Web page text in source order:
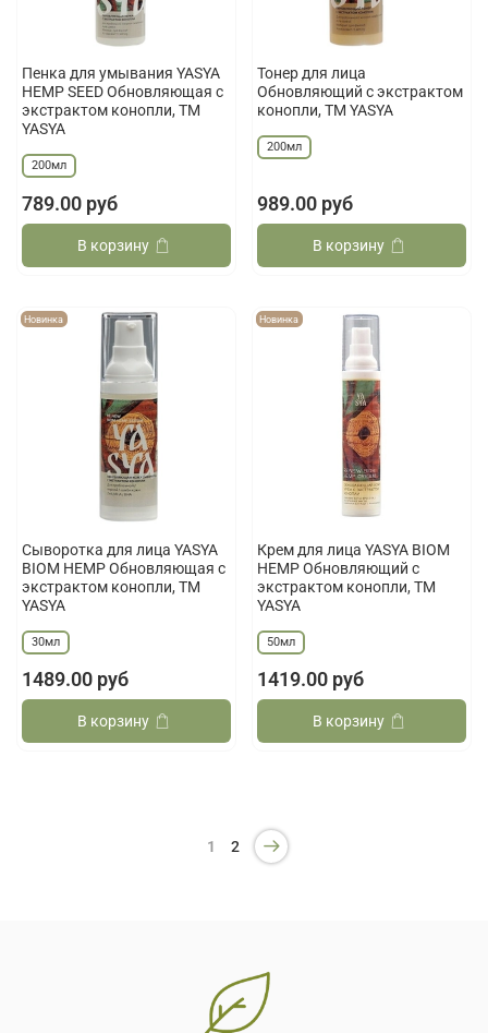
Пенка для умывания YASYA
HEMP SEED Обновляющая с
экстрактом конопли, ТМ
YASYA
200мл
789.00 руб
В корзину
Тонер для лица
Обновляющий с экстрактом
конопли, ТМ YASYA
200мл
989.00 руб
В корзину
Новинка
Сыворотка для лица YASYA
BIOM HEMP Обновляющая с
экстрактом конопли, ТМ
YASYA
30мл
1489.00 руб
В корзину
Новинка
Крем для лица YASYA BIOM
HEMP Обновляющий с
экстрактом конопли, ТМ
YASYA
50мл
1419.00 руб
В корзину
1 2